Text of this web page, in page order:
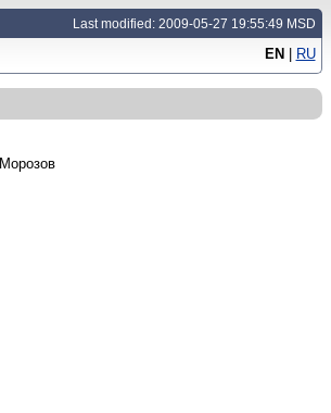
Last modified: 2009-05-27 19:55:49 MSD
EN | RU